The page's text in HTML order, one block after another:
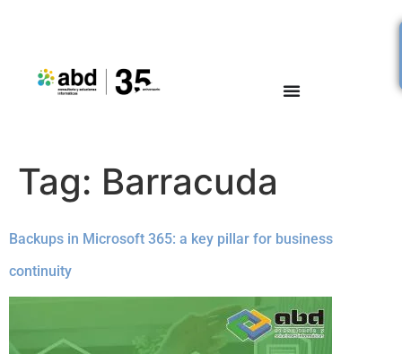
Tag: Barracuda
Backups in Microsoft 365: a key pillar for business
continuity